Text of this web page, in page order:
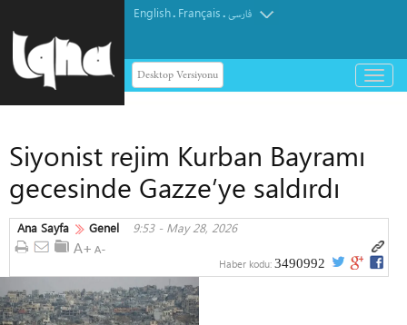
English. Français.فارسی
Desktop Versiyonu
باز
و
Siyonist rejim Kurban Bayramı
gecesinde Gazze’ye saldırdı
Ana Sayfa Genel 9:53 - May 28, 2026
Haber kodu: 3490992